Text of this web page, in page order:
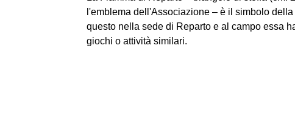
l'emblema dell'Associazione – è il simbolo
questo nella sede di Reparto e al campo essa
giochi o attività similari.